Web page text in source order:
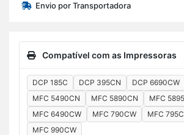
Envio por Transportadora
Compatível com as Impressoras
DCP 185C DCP 395CN DCP 6690CW
MFC 5490CN
MFC 5890CN
MFC
MFC 6490CW
MFC 790CW
MFC
MFC 990CW